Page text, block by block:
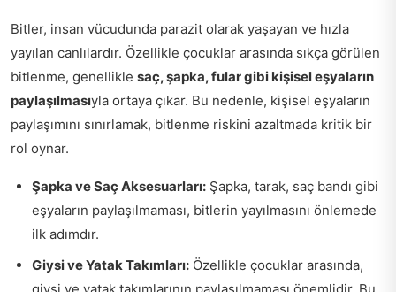
Bitler, insan vücudunda parazit olarak yaşayan ve hızla
yayılan canlılardır. Özellikle çocuklar arasında sıkça görülen
bitlenme, genellikle saç, şapka, fular gibi kişisel eşyaların
paylaşılmasıyla ortaya çıkar. Bu nedenle, kişisel eşyaların
paylaşımını sınırlamak, bitlenme riskini azaltmada kritik bir
rol oynar.
Şapka ve Saç Aksesuarları: Şapka, tarak, saç bandı gibi
eşyaların paylaşılmaması, bitlerin yayılmasını önlemede
ilk adımdır.
Giysi ve Yatak Takımları: Özellikle çocuklar arasında,
giysi ve yatak takımlarının paylaşılmaması önemlidir. Bu